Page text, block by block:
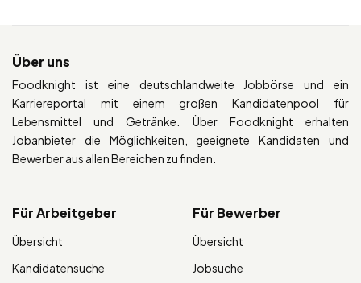
Über uns
Foodknight ist eine deutschlandweite Jobbörse und ein
Karriereportal mit einem großen Kandidatenpool für
Lebensmittel und Getränke. Über Foodknight erhalten
Jobanbieter die Möglichkeiten, geeignete Kandidaten und
Bewerber aus allen Bereichen zu finden.
Für Arbeitgeber
Übersicht
Kandidatensuche
Für Bewerber
Übersicht
Jobsuche